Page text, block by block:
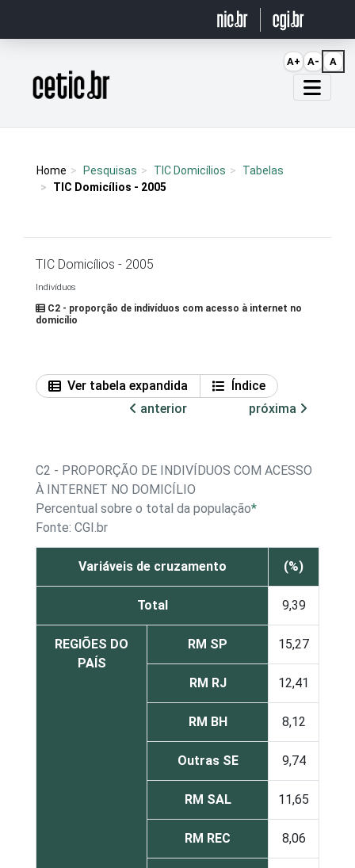
Página inicial
Home Pesquisas TIC Domicílios
Tabelas
TIC Domicílios - 2005
TIC Domicílios - 2005
Indivíduos
C2 - proporção de indivíduos com acesso à internet no
domicílio
Ver tabela expandida
Índice
anterior
próxima
C2 - PROPORÇÃO DE INDIVÍDUOS COM ACESSO
À INTERNET NO DOMICÍLIO
Percentual sobre o total da população*
Fonte: CGI.br
Variáveis de cruzamento (%)
Total 9,39
REGIÕES DO
PAÍS
RM SP 15,27
RM RJ 12,41
RM BH 8,12
Outras SE 9,74
RM SAL 11,65
RM REC 8,06
A+ A- A